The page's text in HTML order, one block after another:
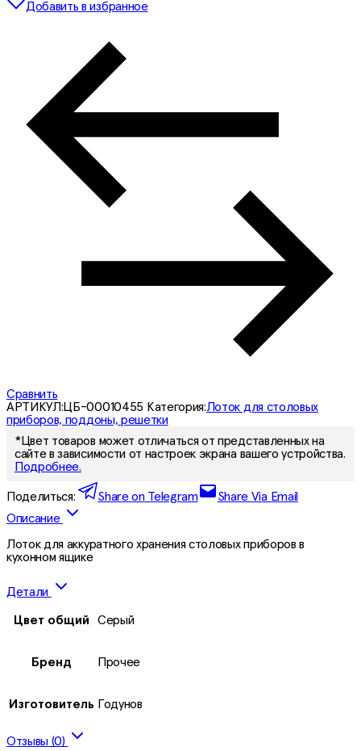
Добавить в избранное
Сравнить
АРТИКУЛ:ЦБ-00010455 Категория:Лоток для столовых
приборов, поддоны, решетки
*Цвет товаров может отличаться от представленных на
сайте в зависимости от настроек экрана вашего устройства.
Подробнее.
Поделиться: Share on Telegram
Share Via Email
Описание
Лоток для аккуратного хранения столовых приборов в
кухонном ящике
Детали
Цвет общий Серый
Бренд Прочее
Изготовитель Годунов
Отзывы (0)